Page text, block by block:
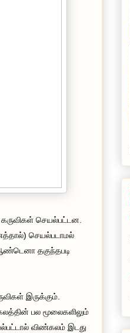
செயல்பட்டன.
செயல்படாமல்
தகுந்தபடி
இருக்கும்.
பல மூலைகளிலும்
விண்கலம் இடது